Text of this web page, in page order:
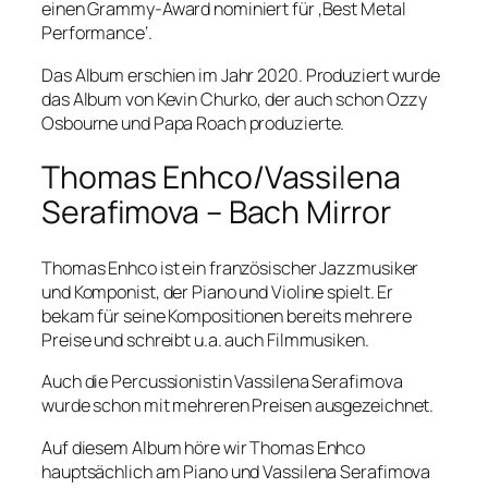
einen Grammy-Award nominiert für ‚Best Metal
Performance‘.
Das Album erschien im Jahr 2020. Produziert wurde
das Album von Kevin Churko, der auch schon Ozzy
Osbourne und Papa Roach produzierte.
Thomas Enhco/Vassilena
Serafimova – Bach Mirror
Thomas Enhco ist ein französischer Jazzmusiker
und Komponist, der Piano und Violine spielt. Er
bekam für seine Kompositionen bereits mehrere
Preise und schreibt u.a. auch Filmmusiken.
Auch die Percussionistin Vassilena Serafimova
wurde schon mit mehreren Preisen ausgezeichnet.
Auf diesem Album höre wir Thomas Enhco
hauptsächlich am Piano und Vassilena Serafimova